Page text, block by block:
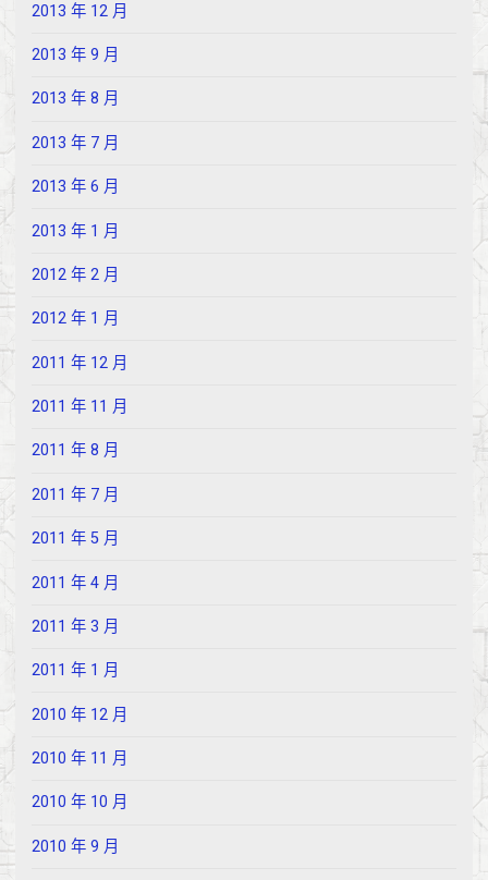
2013 年 12 月
2013 年 9 月
2013 年 8 月
2013 年 7 月
2013 年 6 月
2013 年 1 月
2012 年 2 月
2012 年 1 月
2011 年 12 月
2011 年 11 月
2011 年 8 月
2011 年 7 月
2011 年 5 月
2011 年 4 月
2011 年 3 月
2011 年 1 月
2010 年 12 月
2010 年 11 月
2010 年 10 月
2010 年 9 月